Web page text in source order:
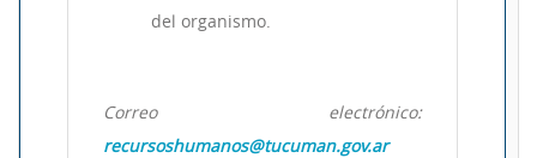
del organismo.
Correo electrónico:
recursoshumanos@tucuman.gov.ar